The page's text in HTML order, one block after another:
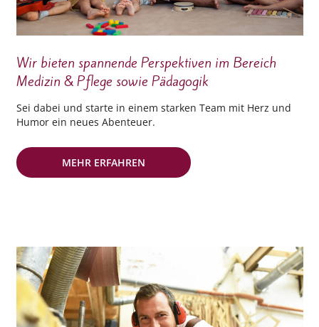
Wir bieten spannende Perspektiven im Bereich
Medizin & Pflege sowie Pädagogik
Sei dabei und starte in einem starken Team mit Herz und
Humor ein neues Abenteuer.
MEHR ERFAHREN